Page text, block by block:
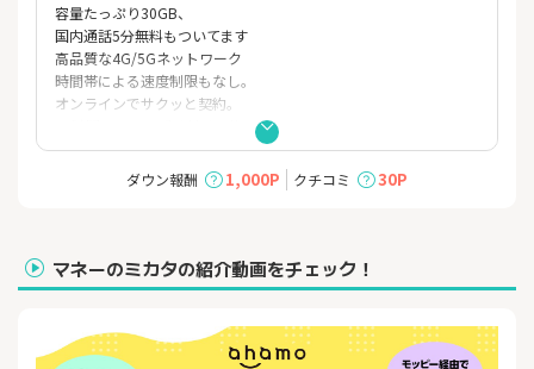
容量たっぷり30GB、
国内通話5分無料もついてます
高品質な4G/5Gネットワーク
時間帯による速度制限もなし。
オンラインでサクッと契約。
24時間いつでも受け付け可能。
迷わずシンプルで分かりやすい申し込みサイトをご用意。
ダウン報酬
1,000P クチコミ 30P
マネーのミカタの紹介動画をチェック！